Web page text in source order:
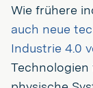
Wie frühere
auch neue
Industrie 4.0
Technologien